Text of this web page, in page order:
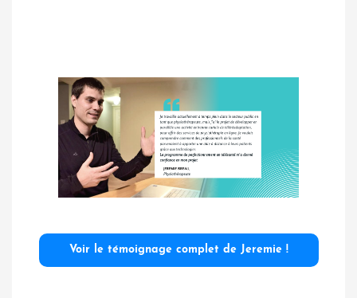
Voir le témoignage complet de Jeremie !